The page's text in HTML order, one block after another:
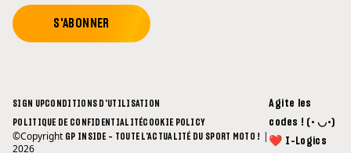
S'ABONNER
SIGN UPCONDITIONS D'UTILISATION
POLITIQUE DE CONFIDENTIALITÉCOOKIE POLICY
©Copyright GP INSIDE - TOUTE L'ACTUALITÉ DU SPORT MOTO ! |
2026
Agite les
codes ! (• ◡•)
❤ I-Logics